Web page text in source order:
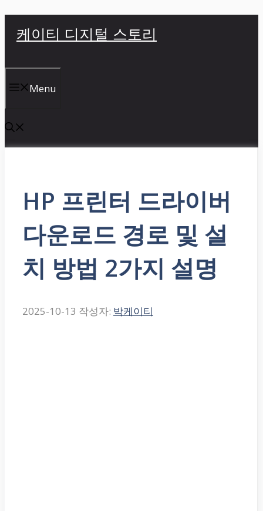
너
뛰
기
케이티 디지털 스토리
Menu
HP 프린터 드라이버
다운로드 경로 및 설
치 방법 2가지 설명
2025-10-13 작성자: 박케이티